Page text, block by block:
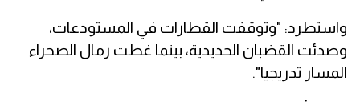
واستطرد: "وتوقفت القطارات في المستودعات،
وصدئت القضبان الحديدية، بينما غطت رمال الصحراء
المسار تدريجيا".